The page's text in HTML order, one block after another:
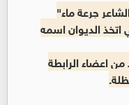
جرعة ماء"
الديوان اسمه
اعضاء الرابطة